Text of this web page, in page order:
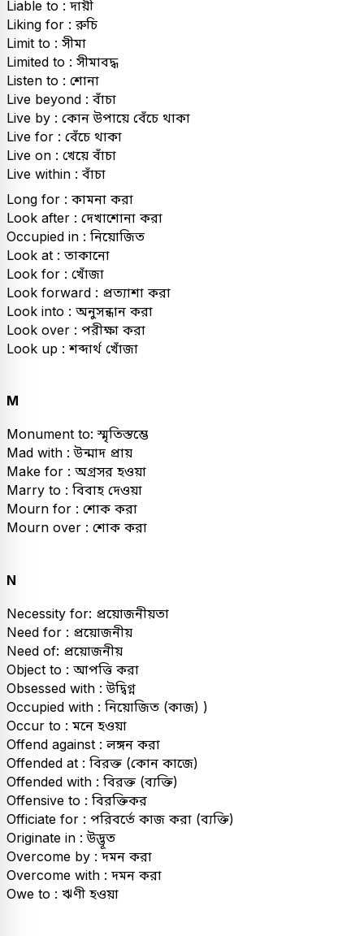
Liable to : দায়ী
Liking for : রুচি
Limit to : সীমা
Limited to : সীমাবদ্ধ
Listen to : শোনা
Live beyond : বাঁচা
Live by : কোন উপায়ে বেঁচে থাকা
Live for : বেঁচে থাকা
Live on : খেয়ে বাঁচা
Live within : বাঁচা
Long for : কামনা করা
Look after : দেখাশোনা করা
Occupied in : নিয়োজিত
Look at : তাকানো
Look for : খোঁজা
Look forward : প্রত্যাশা করা
Look into : অনুসন্ধান করা
Look over : পরীক্ষা করা
Look up : শব্দার্থ খোঁজা
M
Monument to: স্মৃতিস্তম্ভে
Mad with : উন্মাদ প্রায়
Make for : অগ্রসর হওয়া
Marry to : বিবাহ দেওয়া
Mourn for : শোক করা
Mourn over : শোক করা
N
Necessity for: প্রয়োজনীয়তা
Need for : প্রয়োজনীয়
Need of: প্রয়োজনীয়
Object to : আপত্তি করা
Obsessed with : উদ্বিগ্ন
Occupied with : নিয়োজিত (কাজ) )
Occur to : মনে হওয়া
Offend against : লঙ্গন করা
Offended at : বিরক্ত (কোন কাজে)
Offended with : বিরক্ত (ব্যক্তি)
Offensive to : বিরক্তিকর
Officiate for : পরিবর্তে কাজ করা (ব্যক্তি)
Originate in : উদ্ভূত
Overcome by : দমন করা
Overcome with : দমন করা
Owe to : ঋণী হওয়া